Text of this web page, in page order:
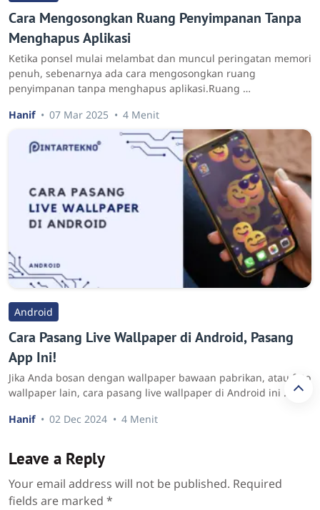
Cara Mengosongkan Ruang Penyimpanan Tanpa
Menghapus Aplikasi
Ketika ponsel mulai melambat dan muncul peringatan memori
penuh, sebenarnya ada cara mengosongkan ruang
penyimpanan tanpa menghapus aplikasi.Ruang …
Hanif
07 Mar 2025 4 Menit
Android
Cara Pasang Live Wallpaper di Android, Pasang
App Ini!
Jika Anda bosan dengan wallpaper bawaan pabrikan, atau foto
wallpaper lain, cara pasang live wallpaper di Android ini …
Hanif
02 Dec 2024 4 Menit
Leave a Reply
Your email address will not be published. Required
fields are marked *